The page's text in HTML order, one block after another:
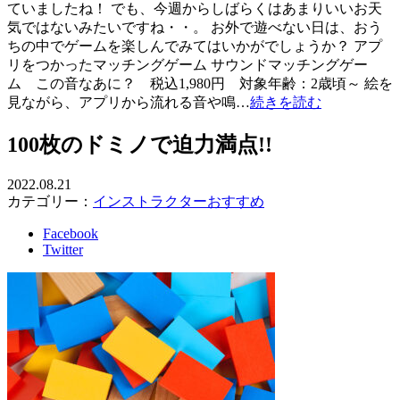
ていましたね！ でも、今週からしばらくはあまりいいお天
気ではないみたいですね・・。 お外で遊べない日は、おう
ちの中でゲームを楽しんでみてはいかがでしょうか？ アプ
リをつかったマッチングゲーム サウンドマッチングゲー
ム この音なあに？ 税込1,980円 対象年齢：2歳頃～ 絵を
見ながら、アプリから流れる音や鳴…続きを読む
100枚のドミノで迫力満点!!
2022.08.21
カテゴリー： インストラクターおすすめ
Facebook
Twitter